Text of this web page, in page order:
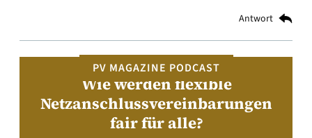
Antwort
PV MAGAZINE PODCAST
Wie werden flexible
Netzanschlussvereinbarungen
fair für alle?